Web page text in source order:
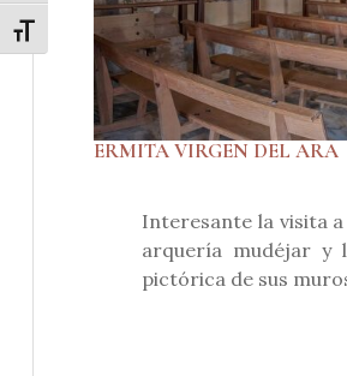
Alternar tamaño de letra
ERMITA VIRGEN DEL ARA
Interesante la visita a
arquería mudéjar y
pictórica de sus